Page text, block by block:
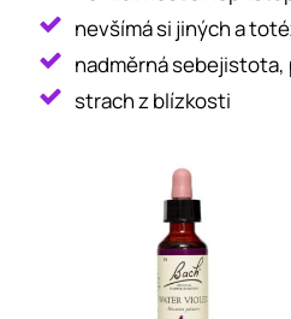
nevšímá si jiných a
nadměrná sebejistota,
strach z blízkosti